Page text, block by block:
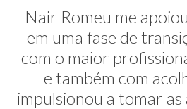
Nair Romeu me
em uma fase de
com o maior
e também com
impulsionou a tomar as
A Nair é inesquecível!
grande competência
alternativas na
carreira. E ela faz isso
muito sútil e elegante.